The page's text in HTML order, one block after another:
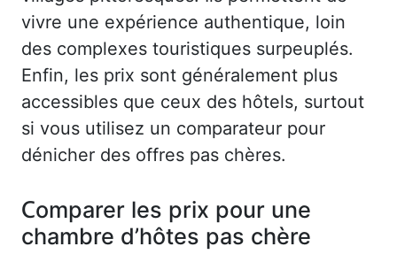
vivre une expérience authentique, loin
des complexes touristiques surpeuplés.
Enfin, les prix sont généralement plus
accessibles que ceux des hôtels, surtout
si vous utilisez un comparateur pour
dénicher des offres pas chères.
Comparer les prix pour une
chambre d’hôtes pas chère